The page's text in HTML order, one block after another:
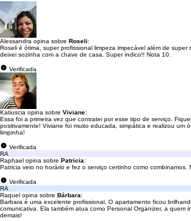
Alessandra opina sobre Roseli:
Roseli é ótima, super profissional limpeza impecável além de super
deixei sozinha com a chave de casa. Super indico!! Nota 10.
Verificada
Katiuscia opina sobre Viviane:
Essa foi a primeira vez que contratei por esse tipo de serviço.
positivamente! Viviane foi muito educada, simpática e realizou um
limpinha!
Verificada
RA
Raphael opina sobre Patricia:
Patricia veio no horário e fez o serviço certinho como combinamos.
Verificada
RA
Raquel opina sobre Bárbara:
Barbara é uma excelente profissional. O apartamento ficou
comunicativa. Ela também atua como Personal Organizer, a quem
demais!